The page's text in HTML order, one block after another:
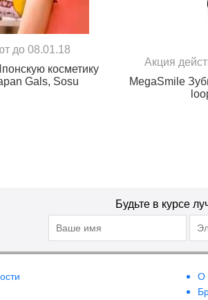
до 08.01.18
косметику
Gals, Sosu
Акция
MegaSmile
Будьте в курсе
О